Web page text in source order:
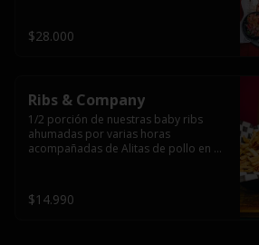
$28.000
Ribs & Company
1/2 porción de nuestras baby ribs
ahumadas por varias horas
acompañadas de Alitas de pollo en
$14.990